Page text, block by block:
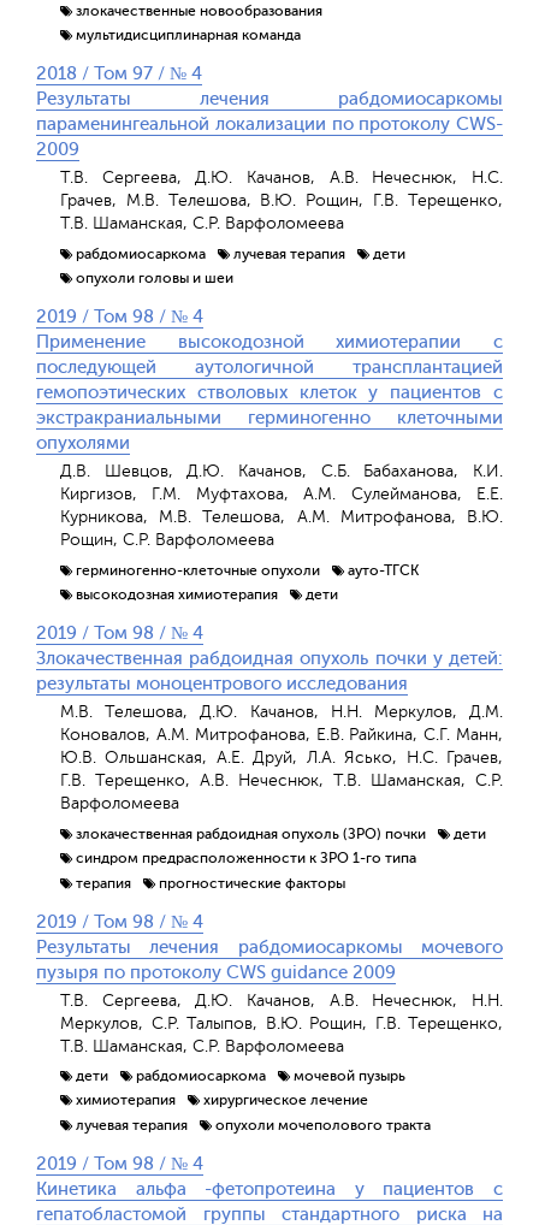
злокачественные новообразования
мультидисциплинарная команда
2018 / Том 97 / № 4
Результаты лечения рабдомиосаркомы
параменингеальной локализации по протоколу CWS-
2009
Т.В. Cергеева, Д.Ю. Качанов, А.В. Нечеснюк, Н.С.
Грачев, М.В. Телешова, В.Ю. Рощин, Г.В. Терещенко,
Т.В. Шаманская, С.Р. Варфоломеева
рабдомиосаркома лучевая терапия
дети
опухоли головы и шеи
2019 / Том 98 / № 4
Применение высокодозной химиотерапии с
последующей аутологичной трансплантацией
гемопоэтических стволовых клеток у пациентов с
экстракраниальными герминогенно клеточными
опухолями
Д.В. Шевцов, Д.Ю. Качанов, С.Б. Бабаханова, К.И.
Киргизов, Г.М. Муфтахова, А.М. Сулейманова, Е.Е.
Курникова, М.В. Телешова, А.М. Митрофанова, В.Ю.
Рощин, С.Р. Варфоломеева
герминогенно-клеточные опухоли
ауто-ТГСК
высокодозная химиотерапия
дети
2019 / Том 98 / № 4
Злокачественная рабдоидная опухоль почки у детей:
результаты моноцентрового исследования
М.В. Телешова, Д.Ю. Качанов, Н.Н. Меркулов, Д.М.
Коновалов, А.М. Митрофанова, Е.В. Райкина, С.Г. Манн,
Ю.В. Ольшанская, А.Е. Друй, Л.А. Ясько, Н.С. Грачев,
Г.В. Терещенко, А.В. Нечеснюк, Т.В. Шаманская, С.Р.
Варфоломеева
злокачественная рабдоидная опухоль (ЗРО) почки
дети
синдром предрасположенности к ЗРО 1-го типа
терапия
прогностические факторы
2019 / Том 98 / № 4
Результаты лечения рабдомиосаркомы мочевого
пузыря по протоколу CWS guidance 2009
Т.В. Сергеева, Д.Ю. Качанов, А.В. Нечеснюк, Н.Н.
Меркулов, С.Р. Талыпов, В.Ю. Рощин, Г.В. Терещенко,
Т.В. Шаманская, С.Р. Варфоломеева
дети рабдомиосаркома
мочевой пузырь
химиотерапия
хирургическое лечение
лучевая терапия
опухоли мочеполового тракта
2019 / Том 98 / № 4
Кинетика альфа -фетопротеина у пациентов с
гепатобластомой группы стандартного риска на